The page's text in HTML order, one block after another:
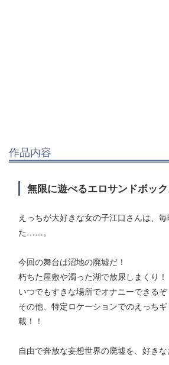
作品内容
無限に遊べるエロサンドボック
えっちが大好きな女の子江口さんは、
た……。
今回の舞台は沼地の廃墟だ！
朽ちた屋敷や濁った湖で放尿しまくり
いつでもすきな場所でオナニーできるぞ
その他、特定ロケーションでのえっち
載！！
自由で奔放な妄想世界の廃墟を、好き